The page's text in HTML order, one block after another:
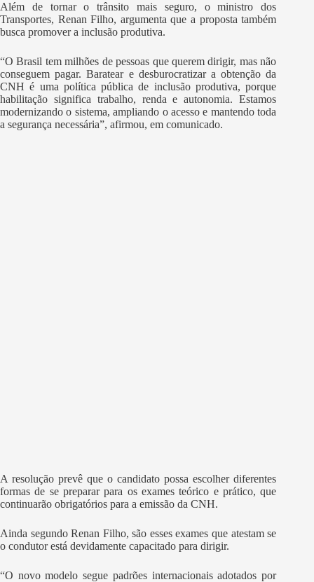
Além de tornar o trânsito mais seguro, o ministro dos
Transportes, Renan Filho, argumenta que a proposta também
busca promover a inclusão produtiva.
“O Brasil tem milhões de pessoas que querem dirigir, mas não
conseguem pagar. Baratear e desburocratizar a obtenção da
CNH é uma política pública de inclusão produtiva, porque
habilitação significa trabalho, renda e autonomia. Estamos
modernizando o sistema, ampliando o acesso e mantendo toda
a segurança necessária”, afirmou, em comunicado.
A resolução prevê que o candidato possa escolher diferentes
formas de se preparar para os exames teórico e prático, que
continuarão obrigatórios para a emissão da CNH.
Ainda segundo Renan Filho, são esses exames que atestam se
o condutor está devidamente capacitado para dirigir.
“O novo modelo segue padrões internacionais adotados por